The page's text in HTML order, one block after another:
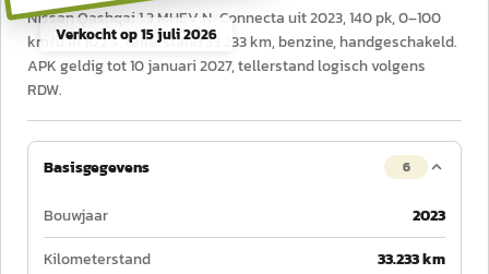
Verkocht op15 juli 2026
Nissan Qashqai 1.3 MHEV N-Connecta uit 2023, 140 pk, 0–100
km/u in 10,2 s, tellerstand 33.233 km, benzine, handgeschakeld.
APK geldig tot 10 januari 2027, tellerstand logisch volgens
RDW.
Basisgegevens 6
Bouwjaar
2023
Kilometerstand
33.233 km